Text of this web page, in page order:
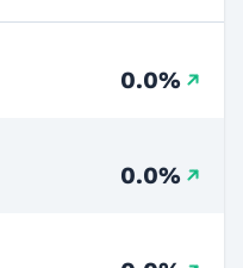
0.0%
0.0%